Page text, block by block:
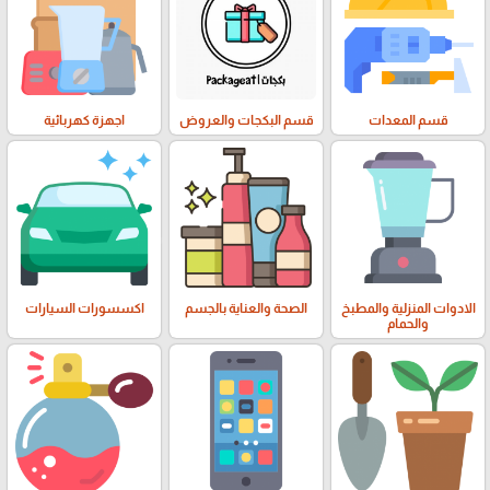
قسم المعدات قسم البكجات والعروض اجهزة كهربائية
الادوات المنزلية والمطبخ
والحمام
الصحة والعناية بالجسم اكسسورات السيارات